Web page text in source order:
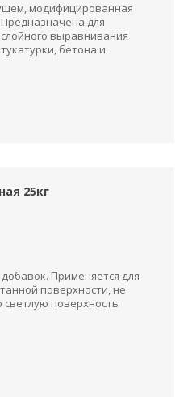
модифицированная
для
выравнивания
бетона и
25кг
Применяется для
поверхности, не
поверхность